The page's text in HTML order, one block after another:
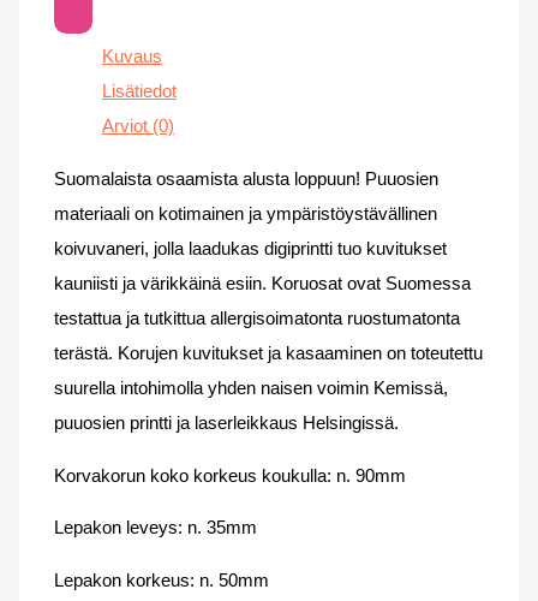
Kuvaus
Lisätiedot
Arviot (0)
Suomalaista osaamista alusta loppuun! Puuosien
materiaali on kotimainen ja ympäristöystävällinen
koivuvaneri, jolla laadukas digiprintti tuo kuvitukset
kauniisti ja värikkäinä esiin. Koruosat ovat Suomessa
testattua ja tutkittua allergisoimatonta ruostumatonta
terästä. Korujen kuvitukset ja kasaaminen on toteutettu
suurella intohimolla yhden naisen voimin Kemissä,
puuosien printti ja laserleikkaus Helsingissä.
Korvakorun koko korkeus koukulla: n. 90mm
Lepakon leveys: n. 35mm
Lepakon korkeus: n. 50mm